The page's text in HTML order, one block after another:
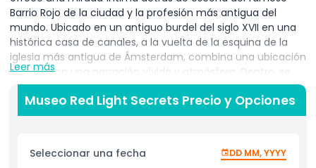
Barrio Rojo de la ciudad y la profesión más antigua del
mundo. Ubicado en un antiguo burdel del siglo XVII en una
histórica casa de canales, a la vuelta de la esquina de la
iglesia más antigua de Ámsterdam, combina una ubicación
icónica con una narración vívida y atmósfera.​ Dentro, se
recorre habitaciones realistas y estrechos pasillos
iluminados por llamativas luces rojas, escuchando relatos
personales de trabajadores sexuales sobre su vida diaria,
recreación de una ventana iluminada de rojo para
experimentar cómo se siente estar en exhibición y
Leer más
Museo Red Light Secrets Precio y Opciones
Seleccionar una fecha DD MM, YYYY